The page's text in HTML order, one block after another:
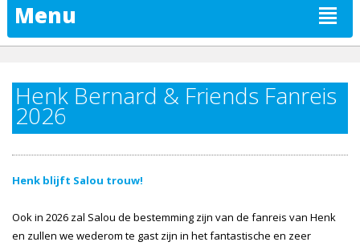
Menu
Henk Bernard & Friends Fanreis
2026
Henk blijft Salou trouw!
Ook in 2026 zal Salou de bestemming zijn van de fanreis van Henk
en zullen we wederom te gast zijn in het fantastische en zeer